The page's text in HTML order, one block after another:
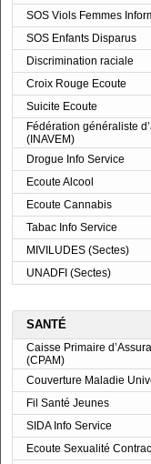
SOS Viols Femmes
SOS Enfants Disparus
Discrimination raciale
Croix Rouge Ecoute
Suicite Ecoute
Fédération généraliste
(INAVEM)
Drogue Info Service
Ecoute Alcool
Ecoute Cannabis
Tabac Info Service
MIVILUDES (Sectes)
UNADFI (Sectes)
SANTÉ
Caisse Primaire
(CPAM)
Couverture Maladie
Fil Santé Jeunes
SIDA Info Service
Ecoute Sexualité